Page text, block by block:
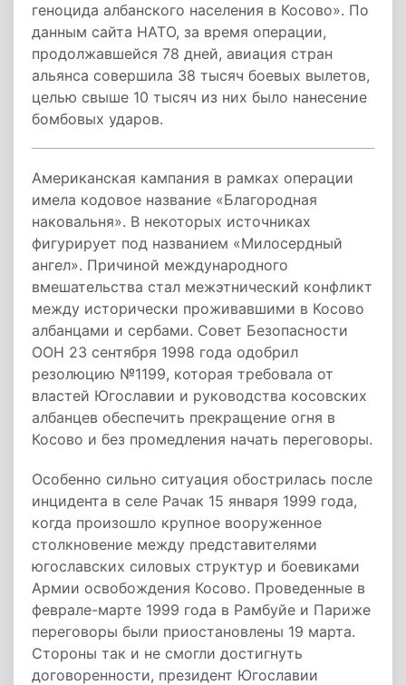
геноцида албанского населения в Косово». По
данным сайта НАТО, за время операции,
продолжавшейся 78 дней, авиация стран
альянса совершила 38 тысяч боевых вылетов,
целью свыше 10 тысяч из них было нанесение
бомбовых ударов.
Американская кампания в рамках операции
имела кодовое название «Благородная
наковальня». В некоторых источниках
фигурирует под названием «Милосердный
ангел». Причиной международного
вмешательства стал межэтнический конфликт
между исторически проживавшими в Косово
албанцами и сербами. Совет Безопасности
ООН 23 сентября 1998 года одобрил
резолюцию №1199, которая требовала от
властей Югославии и руководства косовских
албанцев обеспечить прекращение огня в
Косово и без промедления начать переговоры.
Особенно сильно ситуация обострилась после
инцидента в селе Рачак 15 января 1999 года,
когда произошло крупное вооруженное
столкновение между представителями
югославских силовых структур и боевиками
Армии освобождения Косово. Проведенные в
феврале-марте 1999 года в Рамбуйе и Париже
переговоры были приостановлены 19 марта.
Стороны так и не смогли достигнуть
договоренности, президент Югославии